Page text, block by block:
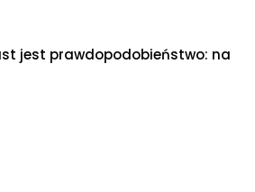
jest prawdopodobieństwo: na